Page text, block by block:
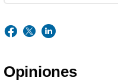
Opiniones